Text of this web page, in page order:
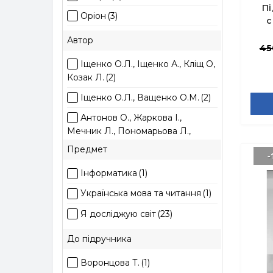
Оріон (3)
Освіта
Ранок(6)
Світич(2)
Автор
Іщенко О.Л., Іщенко А., Кліщ О,
Козак Л. (2)
Іщенко О.Л., Ващенко О.М. (2)
Антонов О., Жаркова І.,
Мечник Л., Пономарьова Л.,
Роговська Л.
М.С.(2)
Вашуленко М.С., Ломаковська
Остапенко Г.(2)
Предмет
Інформатика (1)
Українська мова та читання (1)
Я досліджую світ (23)
До підручника
Воронцова Т. (1)
-